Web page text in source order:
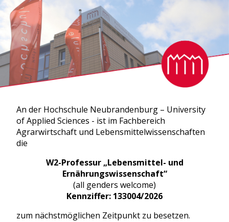
An der Hochschule Neubrandenburg – University
of Applied Sciences - ist im Fachbereich
Agrarwirtschaft und Lebensmittelwissenschaften
die
W2-Professur „Lebensmittel- und
Ernährungswissenschaft“
(all genders welcome)
Kennziffer: 133004/2026
zum nächstmöglichen Zeitpunkt zu besetzen.